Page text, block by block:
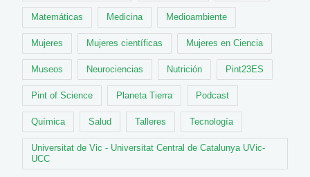
Matemáticas Medicina Medioambiente
Mujeres Mujeres científicas Mujeres en Ciencia
Museos Neurociencias Nutrición Pint23ES
Pint of Science Planeta Tierra Podcast
Química Salud Talleres Tecnología
Universitat de Vic - Universitat Central de Catalunya UVic-
UCC